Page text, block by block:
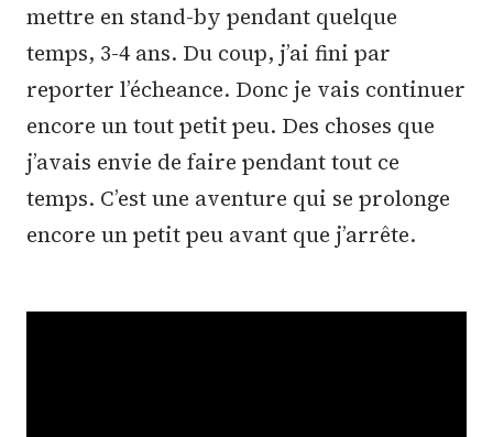
mettre en stand-by pendant quelque
temps, 3-4 ans. Du coup, j’ai fini par
reporter l’écheance. Donc je vais continuer
encore un tout petit peu. Des choses que
j’avais envie de faire pendant tout ce
temps. C’est une aventure qui se prolonge
encore un petit peu avant que j’arrête.